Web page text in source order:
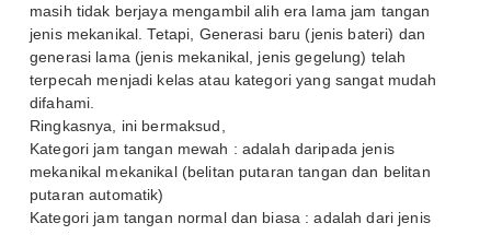
masih tidak berjaya mengambil alih era lama jam tangan
jenis mekanikal. Tetapi, Generasi baru (jenis bateri) dan
generasi lama (jenis mekanikal, jenis gegelung) telah
terpecah menjadi kelas atau kategori yang sangat mudah
difahami.
Ringkasnya, ini bermaksud,
Kategori jam tangan mewah : adalah daripada jenis
mekanikal mekanikal (belitan putaran tangan dan belitan
putaran automatik)
Kategori jam tangan normal dan biasa : adalah dari jenis